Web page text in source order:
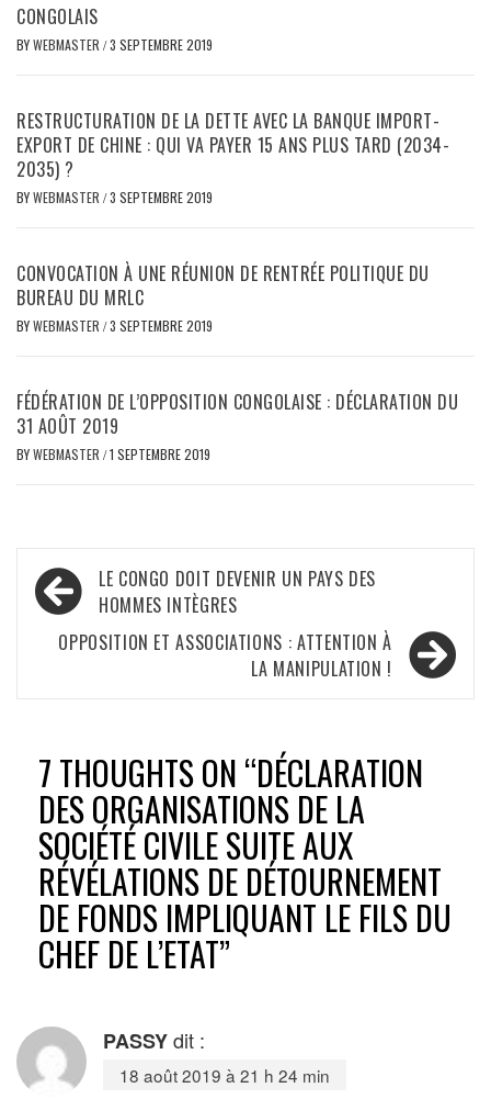
CONGOLAIS
BYWEBMASTER /3 SEPTEMBRE 2019
RESTRUCTURATION DE LA DETTE AVEC LA BANQUE IMPORT-
EXPORT DE CHINE : QUI VA PAYER 15 ANS PLUS TARD (2034-
2035) ?
BYWEBMASTER /3 SEPTEMBRE 2019
CONVOCATION À UNE RÉUNION DE RENTRÉE POLITIQUE DU
BUREAU DU MRLC
BYWEBMASTER /3 SEPTEMBRE 2019
FÉDÉRATION DE L’OPPOSITION CONGOLAISE : DÉCLARATION DU
31 AOÛT 2019
BYWEBMASTER /1 SEPTEMBRE 2019
Navigation
de
l’article
LE CONGO DOIT DEVENIR UN PAYS DES
HOMMES INTÈGRES
OPPOSITION ET ASSOCIATIONS : ATTENTION À
LA MANIPULATION !
7 THOUGHTS ON “DÉCLARATION
DES ORGANISATIONS DE LA
SOCIÉTÉ CIVILE SUITE AUX
RÉVÉLATIONS DE DÉTOURNEMENT
DE FONDS IMPLIQUANT LE FILS DU
CHEF DE L’ETAT”
PASSYdit :
18 août 2019 à 21 h 24 min